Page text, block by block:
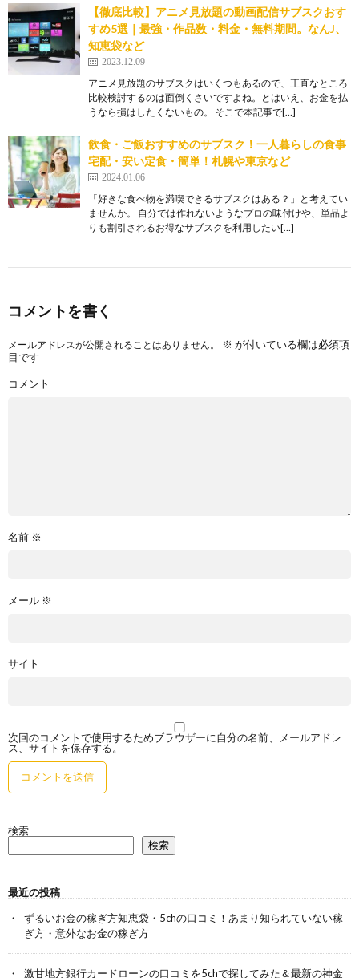
【徹底比較】アニメ見放題の動画配信サブスクおす
すめ5選｜最強・作品数・料金・無料期間。なんJ、
知恵袋など
2023.12.09
アニメ見放題のサブスクはいくつもあるので、正直なところ
比較検討するのは面倒くさいですよね。とはいえ、お金を払
うなら損はしたくないもの。 そこで本記事で[…]
飲食・ご飯おすすめのサブスク！一人暮らしの食事
宅配・安い定食・簡単！札幌や東京など
2024.01.06
「好きな食べ物を満喫できるサブスクはある？」と考えてい
ませんか。 自分では作れないようなプロの味付けや、単品よ
りも割引されるお得なサブスクを利用したい[…]
コメントを書く
メールアドレスが公開されることはありません。 ※ が付いている欄は必須項
目です
コメント
名前 ※
メール ※
サイト
次回のコメントで使用するためブラウザーに自分の名前、メールアドレ
ス、サイトを保存する。
検索
検索
最近の投稿
ずるいお金の稼ぎ方知恵袋・5chの口コミ！あまり知られていない稼
ぎ方・意外なお金の稼ぎ方
激甘地方銀行カードローンの口コミを5chで探してみた＆最新の神金